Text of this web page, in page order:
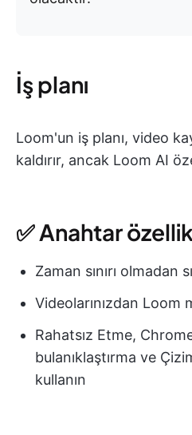
İş planı
Loom'un iş planı, video
kaldırır, ancak Loom AI
✅ Anahtar
Zaman sınırı olmadan
Videolarınızdan Loom
Rahatsız Etme,
bulanıklaştırma ve
kullanın